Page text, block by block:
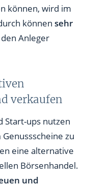
können, wird im
können sehr
Anleger
verkaufen
Start-ups nutzen
Genussscheine zu
eine alternative
Börsenhandel.
und